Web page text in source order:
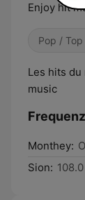
Enjoy hit
Pop /
Les hits
music
Monthey:
Sion: